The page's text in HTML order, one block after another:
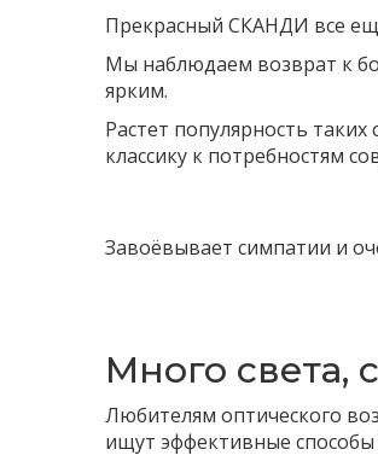
Прекрасный СКАНДИ все
Мы наблюдаем возврат к
ярким.
Растет популярность
классику к потребностям
Завоёвывает симпатии и
Много света,
Любителям оптического
ищут эффективные